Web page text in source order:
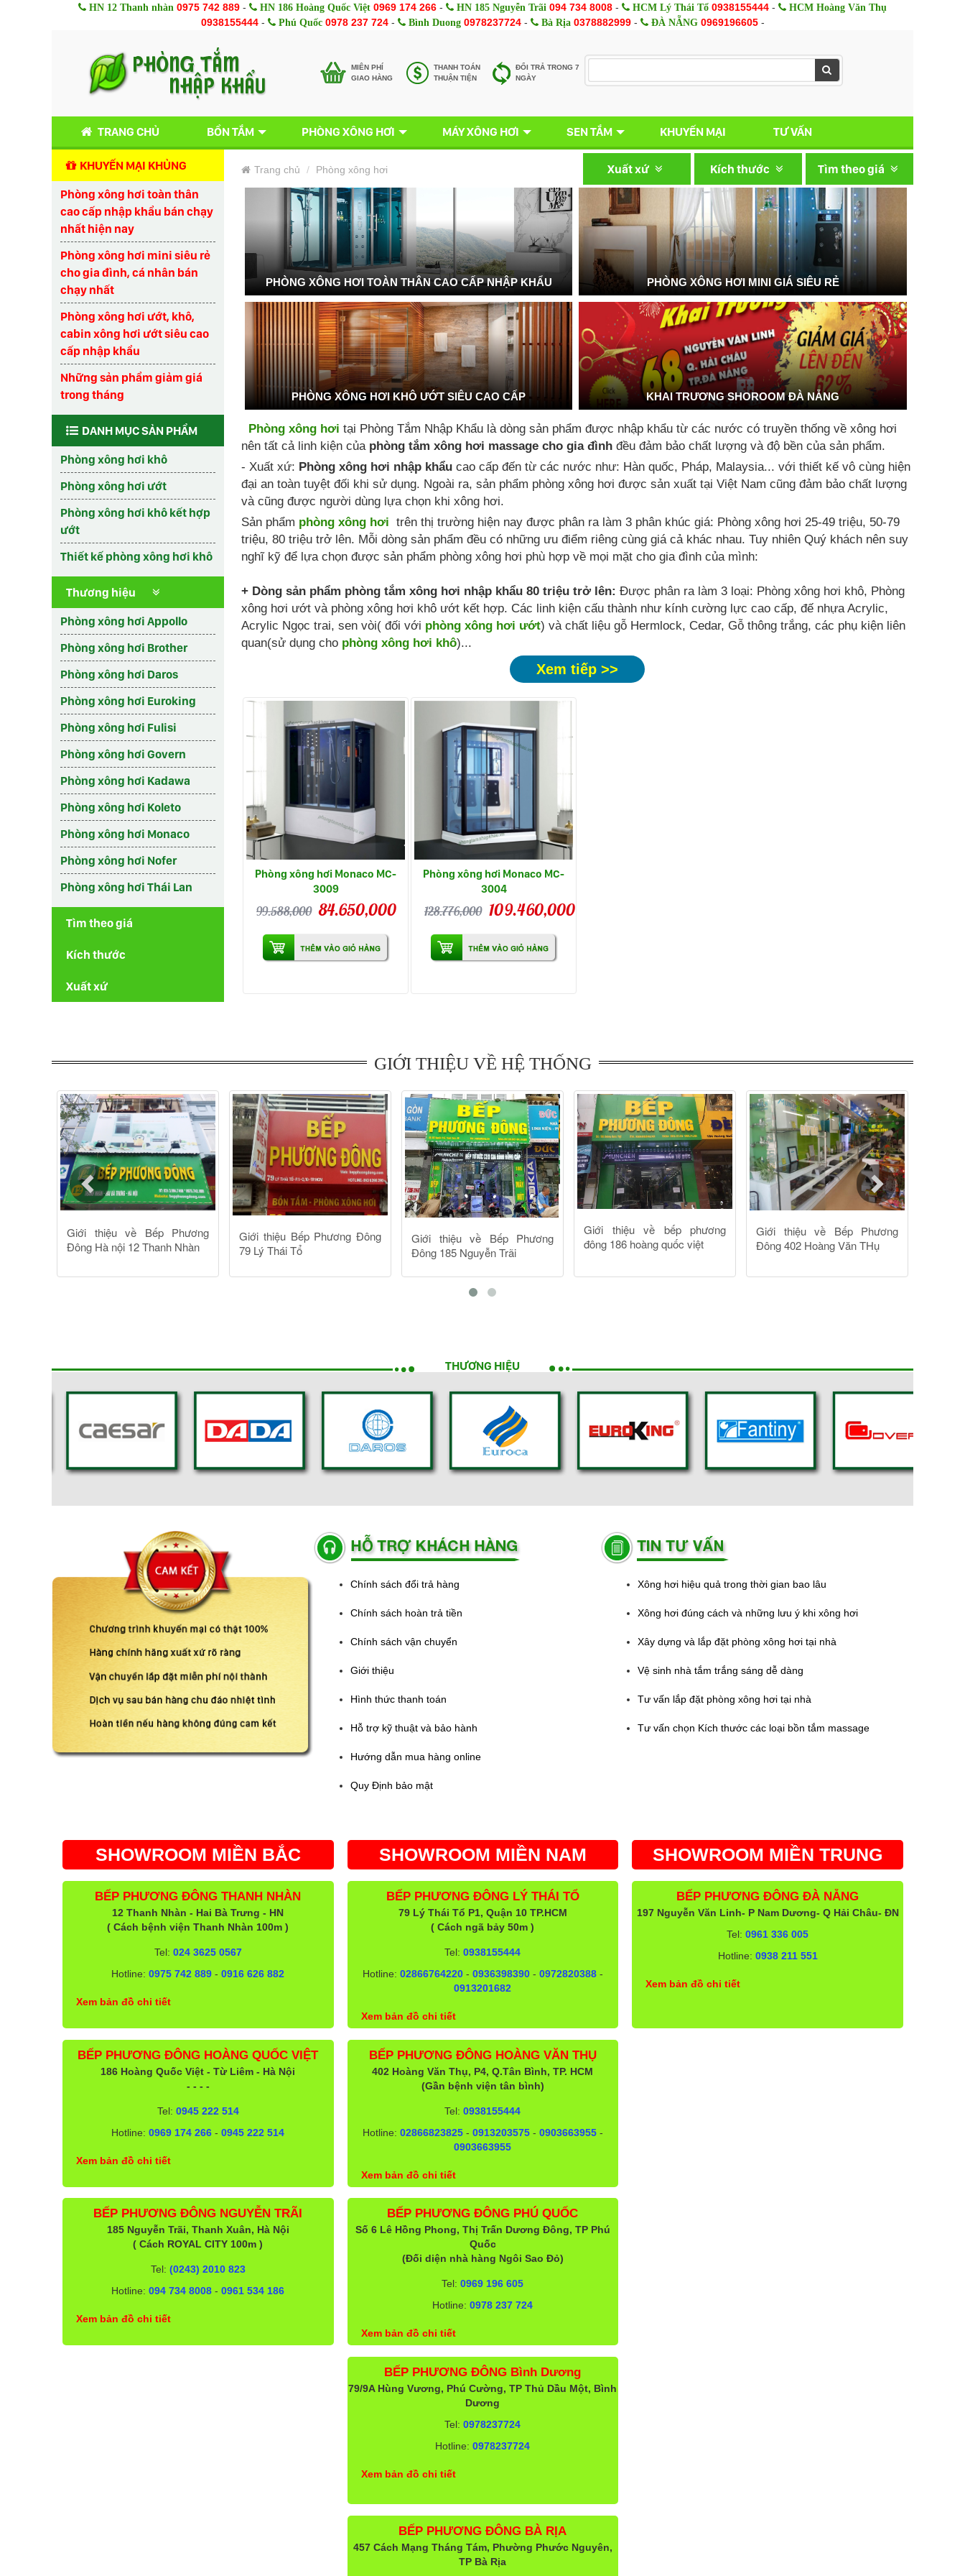
HN 12 Thanh nhàn 0975 742 889 - HN 186 Hoàng Quốc Việt 0969 174 266 - HN 185 Nguyễn Trãi 094 734 8008 - HCM Lý Thái Tổ 0938155444 - HCM Hoàng Văn Thụ
0938155444- Phú Quốc 0978 237 724- Bình Duong 0978237724- Bà Rịa 0378882999- ĐÀ NẴNG 0969196605-
MIÊN PHÍ
GIAO HÀNG
THANH TOÁN
THUẬN TIỆN
ĐỔI TRẢ TRONG 7
NGÀY
TRANG CHỦ BỒN TẮM PHÒNG XÔNG HƠI MÁY XÔNG HƠI SEN TẮM KHUYẾN MẠI TƯ VẤN
KHUYẾN MẠI KHỦNG
Phòng xông hơi toàn thân
cao cấp nhập khẩu bán chạy
nhất hiện nay
Phòng xông hơi mini siêu rẻ
cho gia đình, cá nhân bán
chạy nhất
Phòng xông hơi ướt, khô,
cabin xông hơi ướt siêu cao
cấp nhập khẩu
Những sản phẩm giảm giá
trong tháng
DANH MỤC SẢN PHẨM
Phòng xông hơi khô
Phòng xông hơi ướt
Phòng xông hơi khô kết hợp
ướt
Thiết kế phòng xông hơi khô
Thương hiệu
Phòng xông hơi Appollo
Phòng xông hơi Brother
Phòng xông hơi Daros
Phòng xông hơi Euroking
Phòng xông hơi Fulisi
Phòng xông hơi Govern
Phòng xông hơi Kadawa
Phòng xông hơi Koleto
Phòng xông hơi Monaco
Phòng xông hơi Nofer
Phòng xông hơi Thái Lan
Tìm theo giá
Kích thước
Xuất xứ
Trang chủ Phòng xông hơi Tìm theo giá
Kích thước
Xuất xứ
PHÒNG XÔNG HƠI TOÀN THÂN CAO CẤP NHẬP KHẨU PHÒNG XÔNG HƠI MINI GIÁ SIÊU RẺ
PHÒNG XÔNG HƠI KHÔ ƯỚT SIÊU CAO CẤP KHAI TRƯƠNG SHOROOM ĐÀ NẴNG
Phòng xông hơi tại Phòng Tắm Nhập Khẩu là dòng sản phẩm được nhập khẩu từ các nước có truyền thống về xông hơi
nên tất cả linh kiện của phòng tắm xông hơi massage cho gia đình đều đảm bảo chất lượng và độ bền của sản phẩm.
- Xuất xứ: Phòng xông hơi nhập khẩu cao cấp đến từ các nước như: Hàn quốc, Pháp, Malaysia... với thiết kế vô cùng hiện
đại an toàn tuyệt đối khi sử dụng. Ngoài ra, sản phẩm phòng xông hơi được sản xuất tại Việt Nam cũng đảm bảo chất lượng
và cũng được người dùng lựa chọn khi xông hơi.
Sản phẩm phòng xông hơi trên thị trường hiện nay được phân ra làm 3 phân khúc giá: Phòng xông hơi 25-49 triệu, 50-79
triệu, 80 triệu trở lên. Mỗi dòng sản phẩm đều có những ưu điểm riêng cùng giá cả khác nhau. Tuy nhiên Quý khách nên suy
nghĩ kỹ để lựa chọn được sản phẩm phòng xông hơi phù hợp về mọi mặt cho gia đình của mình:
+ Dòng sản phẩm phòng tắm xông hơi nhập khẩu 80 triệu trở lên: Được phân ra làm 3 loại: Phòng xông hơi khô, Phòng
xông hơi ướt và phòng xông hơi khô ướt kết hợp. Các linh kiện cấu thành như kính cường lực cao cấp, đế nhựa Acrylic,
Acrylic Ngọc trai, sen vòi( đối với phòng xông hơi ướt) và chất liệu gỗ Hermlock, Cedar, Gỗ thông trắng, các phụ kiện liên
quan(sử dụng cho phòng xông hơi khô)...
Xem tiếp >>
Phòng xông hơi Monaco MC-
3009
99.588,000 84.650,000
Phòng xông hơi Monaco MC-
3004
128.776,000 109.460,000
THƯƠNG HIỆU
Chính sách đổi trả hàng
Chính sách hoàn trả tiền
Chính sách vận chuyển
Giới thiệu
Hình thức thanh toán
Hỗ trợ kỹ thuật và bảo hành
Hướng dẫn mua hàng online
Quy Định bảo mật
Xông hơi hiệu quả trong thời gian bao lâu
Xông hơi đúng cách và những lưu ý khi xông hơi
Xây dựng và lắp đặt phòng xông hơi tại nhà
Vệ sinh nhà tắm trắng sáng dễ dàng
Tư vấn lắp đặt phòng xông hơi tại nhà
Tư vấn chọn Kích thước các loại bồn tắm massage
SHOWROOM MIỀN BẮC
BẾP PHƯƠNG ĐÔNG THANH NHÀN
12 Thanh Nhàn - Hai Bà Trưng - HN
( Cách bệnh viện Thanh Nhàn 100m )
Tel: 024 3625 0567
Hotline:0975 742 889 -0916 626 882
Xem bản đồ chi tiết
BẾP PHƯƠNG ĐÔNG HOÀNG QUỐC VIỆT
186 Hoàng Quốc Việt - Từ Liêm - Hà Nội
- - - -
Tel: 0945 222 514
Hotline:0969 174 266 -0945 222 514
Xem bản đồ chi tiết
BẾP PHƯƠNG ĐÔNG NGUYỄN TRÃI
185 Nguyễn Trãi, Thanh Xuân, Hà Nội
( Cách ROYAL CITY 100m )
Tel: (0243) 2010 823
Hotline:094 734 8008 -0961 534 186
Xem bản đồ chi tiết
SHOWROOM MIỀN NAM
BẾP PHƯƠNG ĐÔNG LÝ THÁI TỔ
79 Lý Thái Tổ P1, Quận 10 TP.HCM
( Cách ngã bảy 50m )
Tel:0938155444
Hotline: 02866764220- 0936398390- 0972820388-
0913201682
Xem bản đồ chi tiết
BẾP PHƯƠNG ĐÔNG HOÀNG VĂN THỤ
402 Hoàng Văn Thụ, P4, Q.Tân Bình, TP. HCM
(Gần bệnh viện tân bình)
Tel:0938155444
Hotline: 02866823825- 0913203575- 0903663955-
0903663955
Xem bản đồ chi tiết
BẾP PHƯƠNG ĐÔNG PHÚ QUỐC
Số 6 Lê Hồng Phong, Thị Trấn Dương Đông, TP Phú
Quốc
(Đối diện nhà hàng Ngôi Sao Đỏ)
Tel:0969 196 605
Hotline:0978 237 724
Xem bản đồ chi tiết
BẾP PHƯƠNG ĐÔNG Bình Dương
79/9A Hùng Vương, Phú Cường, TP Thủ Dầu Một, Bình
Dương
Tel:0978237724
Hotline:0978237724
Xem bản đồ chi tiết
BẾP PHƯƠNG ĐÔNG BÀ RỊA
457 Cách Mạng Tháng Tám, Phường Phước Nguyên,
TP Bà Rịa
SHOWROOM MIỀN TRUNG
BẾP PHƯƠNG ĐÔNG ĐÀ NẴNG
197 Nguyễn Văn Linh- P Nam Dương- Q Hải Châu- ĐN
Tel:0961 336 005
Hotline: 0938 211 551
Xem bản đồ chi tiết